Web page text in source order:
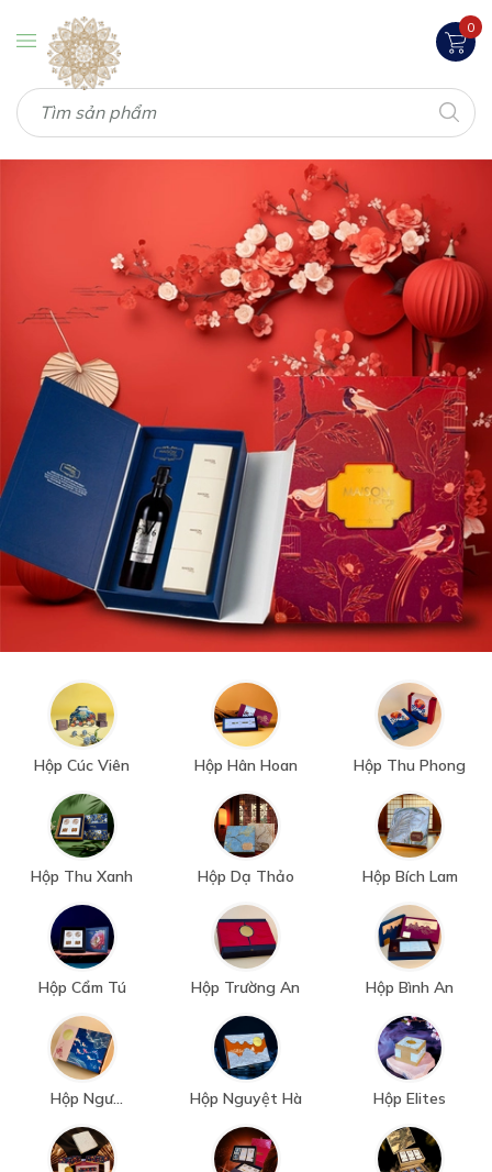
0
Maison Luxury – Quà Tết Cao Cấp |
Hộp Cúc Viên Hộp Hân Hoan Hộp Thu Phong
Hộp Thu Xanh Hộp Dạ Thảo Hộp Bích Lam
Hộp Cẩm Tú Hộp Trường An Hộp Bình An
Hộp Ngư
Hộp Nguyệt Hà Hộp Elites